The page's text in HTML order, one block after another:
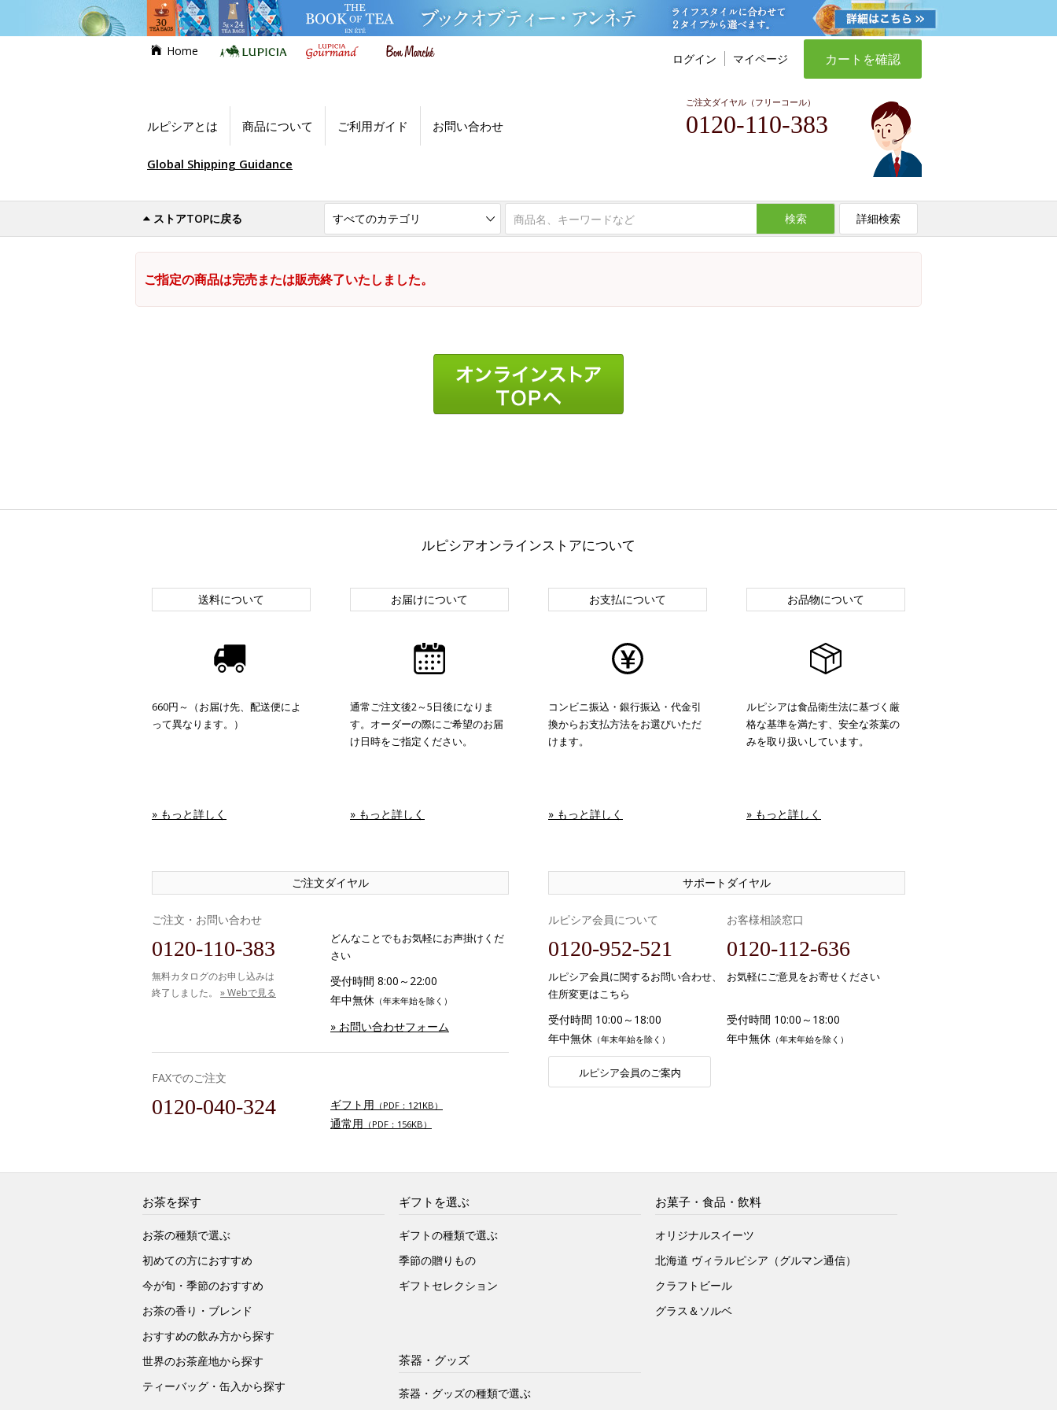
Home
ログイン マイページ カートを確認
ルピシアとは 商品について ご利用ガイド お問い合わせ
ご注文ダイヤル（フリーコール）
0120-110-383
Global Shipping Guidance
ストアTOPに戻る 検索 詳細検索
ご指定の商品は完売または販売終了いたしました。
ルピシアオンラインストアについて
送料について
660円～（お届け先、配送便によ
って異なります。）
» もっと詳しく
お届けについて
通常ご注文後2～5日後になりま
す。オーダーの際にご希望のお届
け日時をご指定ください。
» もっと詳しく
お支払について
コンビニ振込・銀行振込・代金引
換からお支払方法をお選びいただ
けます。
» もっと詳しく
お品物について
ルピシアは食品衛生法に基づく厳
格な基準を満たす、安全な茶葉の
みを取り扱いしています。
» もっと詳しく
ご注文ダイヤル
ご注文・お問い合わせ
0120-110-383
無料カタログのお申し込みは
終了しました。 » Webで見る
どんなことでもお気軽にお声掛けくだ
さい
受付時間 8:00～22:00
年中無休 （年末年始を除く）
» お問い合わせフォーム
FAXでのご注文
0120-040-324 ギフト用 （PDF：121KB）
通常用 （PDF：156KB）
サポートダイヤル
ルピシア会員について
0120-952-521
ルピシア会員に関するお問い合わせ、
住所変更はこちら
受付時間 10:00～18:00
年中無休 （年末年始を除く）
ルピシア会員のご案内
お客様相談窓口
0120-112-636
お気軽にご意見をお寄せください
受付時間 10:00～18:00
年中無休 （年末年始を除く）
お茶を探す
お茶の種類で選ぶ
初めての方におすすめ
今が旬・季節のおすすめ
お茶の香り・ブレンド
おすすめの飲み方から探す
世界のお茶産地から探す
ティーバッグ・缶入から探す
ギフトを選ぶ
ギフトの種類で選ぶ
季節の贈りもの
ギフトセレクション
お菓子・食品・飲料
オリジナルスイーツ
北海道 ヴィラルピシア（グルマン通信）
クラフトビール
グラス＆ソルベ
茶器・グッズ
茶器・グッズの種類で選ぶ